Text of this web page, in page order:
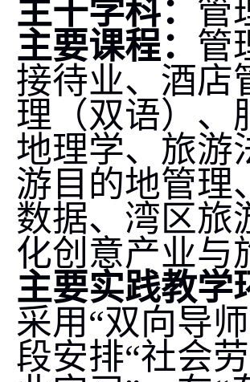
主干学科： 管
主要课程： 管
接待业、酒店
理（双语）、
地理学、旅游
游目的地管理
数据、湾区旅
化创意产业与
主要实践教学
采用“双向导
段安排“社会